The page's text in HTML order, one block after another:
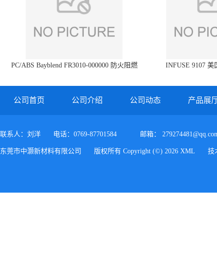
PC/ABS Bayblend FR3010-000000 防火阻燃
INFUSE 9107 美
公司首页 公司介绍 公司动态 产品展
联系人：刘洋 电话：0769-87701584 邮箱：
东莞市中灏新材料有限公司 版权所有 Copyright (©) 2026 XML 技